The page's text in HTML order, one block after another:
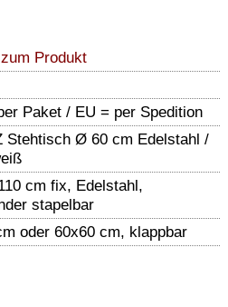
Produkt
Paket / EU = per Spedition
Stehtisch Ø 60 cm Edelstahl /
cm fix, Edelstahl,
stapelbar
oder 60x60 cm, klappbar